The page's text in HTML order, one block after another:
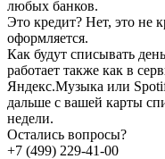
любых банков.
Это кредит? Нет, это не
оформляется.
Как будут списывать
работает также как в
Яндекс.Музыка или
дальше с вашей карты
недели.
Остались вопросы?
+7 (499) 229-41-00